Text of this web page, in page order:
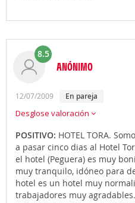
8.5
ANÓNIMO
12/07/2009 en pareja
Desglose valoración
POSITIVO: HOTEL TORA.
a pasar cinco dias al Hotel
el hotel (Peguera) es muy
muy tranquilo, idóneo para
hotel es un hotel muy
trabajadores muy